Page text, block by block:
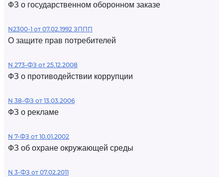
ФЗ о государственном оборонном заказе
N2300-1 от 07.02.1992 ЗППП
О защите прав потребителей
N 273-ФЗ от 25.12.2008
ФЗ о противодействии коррупции
N 38-ФЗ от 13.03.2006
ФЗ о рекламе
N 7-ФЗ от 10.01.2002
ФЗ об охране окружающей среды
N 3-ФЗ от 07.02.2011